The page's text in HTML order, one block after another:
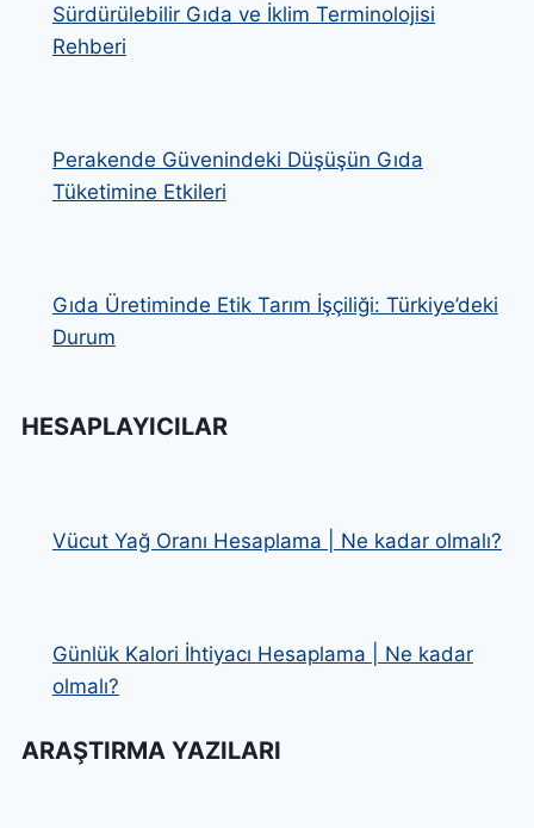
Sürdürülebilir Gıda ve İklim Terminolojisi
Rehberi
Perakende Güvenindeki Düşüşün Gıda
Tüketimine Etkileri
Gıda Üretiminde Etik Tarım İşçiliği: Türkiye’deki
Durum
HESAPLAYICILAR
Vücut Yağ Oranı Hesaplama | Ne kadar olmalı?
Günlük Kalori İhtiyacı Hesaplama | Ne kadar
olmalı?
ARAŞTIRMA YAZILARI